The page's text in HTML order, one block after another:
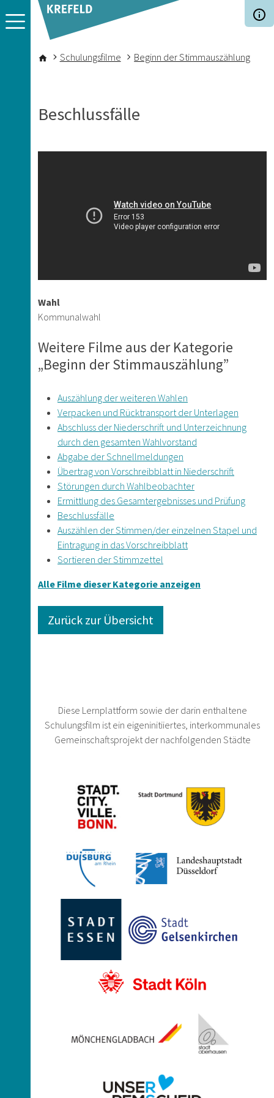
Direkt zum Inhalt
Pfadnavigation
Schulungsfilme Beginn der Stimmauszählung
Beschlussfälle
Wahl
Kommunalwahl
Weitere Filme aus der Kategorie
„Beginn der Stimmauszählung”
Auszählung der weiteren Wahlen
Verpacken und Rücktransport der Unterlagen
Abschluss der Niederschrift und Unterzeichnung
durch den gesamten Wahlvorstand
Abgabe der Schnellmeldungen
Übertrag von Vorschreibblatt in Niederschrift
Störungen durch Wahlbeobachter
Ermittlung des Gesamtergebnisses und Prüfung
Beschlussfälle
Auszählen der Stimmen/der einzelnen Stapel und
Eintragung in das Vorschreibblatt
Sortieren der Stimmzettel
Alle Filme dieser Kategorie anzeigen
Zurück zur Übersicht
Diese Lernplattform sowie der darin enthaltene
Schulungsfilm ist ein eigeninitiiertes, interkommunales
Gemeinschaftsprojekt der nachfolgenden Städte